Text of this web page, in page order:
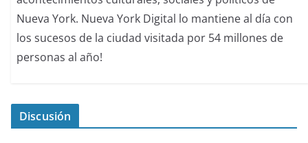
Nueva York. Nueva York Digital lo mantiene al día con
los sucesos de la ciudad visitada por 54 millones de
personas al año!
Discusión